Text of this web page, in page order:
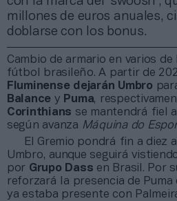
millones de euros anuales,
doblarse con los bonus.
Cambio de armario en varios
fútbol brasileño. A partir de
Fluminense dejarán Umbro
Balance y Puma,
Corinthians se mantendrá fiel a
según avanza Máquina do
El Gremio pondrá fin a diez
Umbro, aunque seguirá
por Grupo Dass en Brasil. Por
reforzará la presencia de Puma
ya estaba presente con